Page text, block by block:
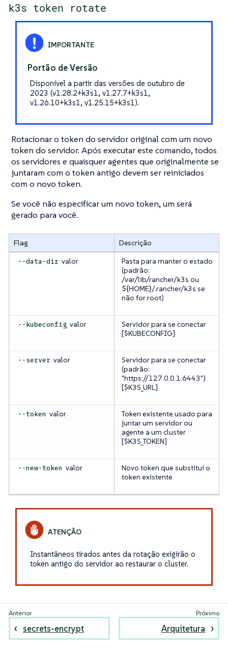
k3s token rotate
Portão de Versão
Disponível a partir das versões de outubro de
2023 (v1.28.2+k3s1, v1.27.7+k3s1,
v1.26.10+k3s1, v1.25.15+k3s1).
Rotacionar o token do servidor original com um novo
token do servidor. Após executar este comando, todos
os servidores e quaisquer agentes que originalmente se
juntaram com o token antigo devem ser reiniciados
com o novo token.
Se você não especificar um novo token, um será
gerado para você.
Flag Descrição
--data-dir valor
Pasta para manter o estado
(padrão:
/var/lib/rancher/k3s ou
${HOME}/.rancher/k3s se
não for root)
--kubeconfig valor
Servidor para se conectar
[$KUBECONFIG]
--server valor
Servidor para se conectar
(padrão:
"https://127.0.0.1:6443")
[$K3S_URL]
--token valor
Token existente usado para
juntar um servidor ou
agente a um cluster
[$K3S_TOKEN]
--new-token valor
Novo token que substitui o
token existente
Instantâneos tirados antes da rotação exigirão o
token antigo do servidor ao restaurar o cluster.
secrets-encrypt Arquitetura